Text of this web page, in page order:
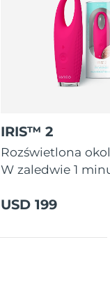
IRIS™ 2
Rozświetlona
W zaledwie 1
USD 199